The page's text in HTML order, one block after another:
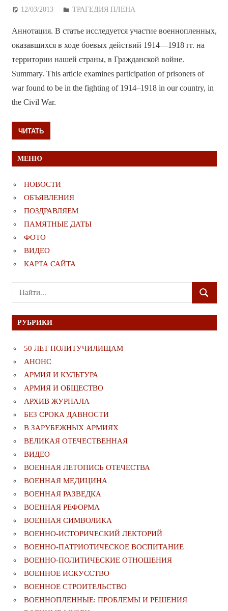
12/03/2013 Дежурный по Редакции
ТРАГЕДИЯ ПЛЕНА
Аннотация. В статье исследуется участие военнопленных,
оказавшихся в ходе боевых действий 1914—1918 гг. на
территории нашей страны, в Гражданской войне.
Summary. This article examines participation of prisoners of
war found to be in the fighting of 1914–1918 in our country, in
the Civil War.
ЧИТАТЬ
МЕНЮ
НОВОСТИ
ОБЪЯВЛЕНИЯ
ПОЗДРАВЛЯЕМ
ПАМЯТНЫЕ ДАТЫ
ФОТО
ВИДЕО
КАРТА САЙТА
Поиск
для:
ПОИСК
РУБРИКИ
50 ЛЕТ ПОЛИТУЧИЛИЩАМ
АНОНС
АРМИЯ И КУЛЬТУРА
АРМИЯ И ОБЩЕСТВО
АРХИВ ЖУРНАЛА
БЕЗ СРОКА ДАВНОСТИ
В ЗАРУБЕЖНЫХ АРМИЯХ
ВЕЛИКАЯ ОТЕЧЕСТВЕННАЯ
ВИДЕО
ВОЕННАЯ ЛЕТОПИСЬ ОТЕЧЕСТВА
ВОЕННАЯ МЕДИЦИНА
ВОЕННАЯ РАЗВЕДКА
ВОЕННАЯ РЕФОРМА
ВОЕННАЯ СИМВОЛИКА
ВОЕННО-ИСТОРИЧЕСКИЙ ЛЕКТОРИЙ
ВОЕННО-ПАТРИОТИЧЕСКОЕ ВОСПИТАНИЕ
ВОЕННО-ПОЛИТИЧЕСКИE ОТНОШЕНИЯ
ВОЕННОЕ ИСКУССТВО
ВОЕННОЕ СТРОИТЕЛЬСТВО
ВОЕННОПЛЕННЫЕ: ПРОБЛЕМЫ И РЕШЕНИЯ